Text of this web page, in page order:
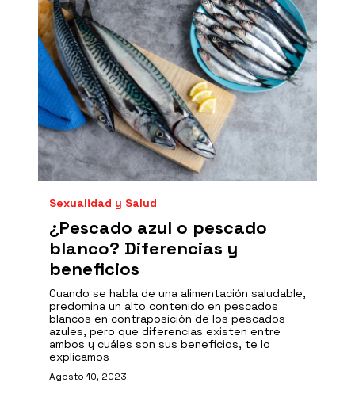
Sexualidad y Salud
¿Pescado azul o pescado
blanco? Diferencias y
beneficios
Cuando se habla de una alimentación saludable,
predomina un alto contenido en pescados
blancos en contraposición de los pescados
azules, pero que diferencias existen entre
ambos y cuáles son sus beneficios, te lo
explicamos
Agosto 10, 2023